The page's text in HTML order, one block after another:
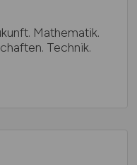
Mathematik.
Technik.